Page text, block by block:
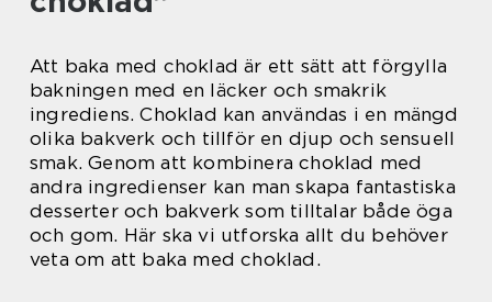
Att baka med choklad är ett sätt att förgylla
bakningen med en läcker och smakrik
ingrediens. Choklad kan användas i en mängd
olika bakverk och tillför en djup och sensuell
smak. Genom att kombinera choklad med
andra ingredienser kan man skapa fantastiska
desserter och bakverk som tilltalar både öga
och gom. Här ska vi utforska allt du behöver
veta om att baka med choklad.